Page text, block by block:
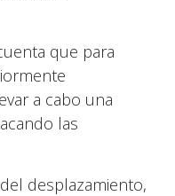
que para
a cabo una
las
desplazamiento,